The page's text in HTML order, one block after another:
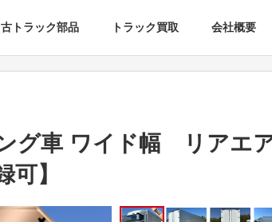
トラック部品 トラック買取 会社概要
グ車 ワイド幅 リアエ
】